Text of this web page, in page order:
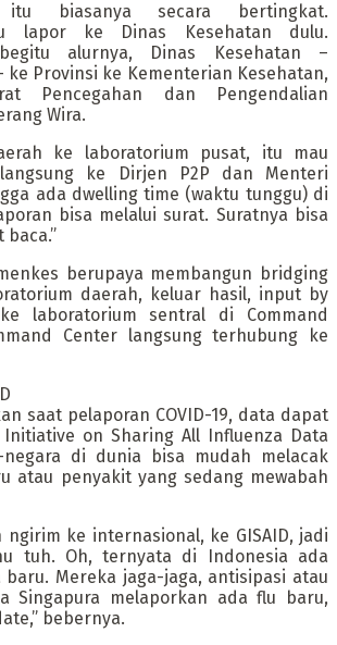
itu biasanya secara bertingkat.
lapor ke Dinas Kesehatan dulu.
alurnya, Dinas Kesehatan –
ke Provinsi ke Kementerian Kesehatan,
Pencegahan dan Pengendalian
Wira.
ke laboratorium pusat, itu mau
ke Dirjen P2P dan Menteri
ada dwelling time (waktu tunggu) di
bisa melalui surat. Suratnya bisa
berupaya membangun bridging
daerah, keluar hasil, input by
laboratorium sentral di Command
Center langsung terhubung ke
saat pelaporan COVID-19, data dapat
Initiative on Sharing All Influenza Data
negara di dunia bisa mudah melacak
atau penyakit yang sedang mewabah
ngirim ke internasional, ke GISAID, jadi
tuh. Oh, ternyata di Indonesia ada
Mereka jaga-jaga, antisipasi atau
Singapura melaporkan ada flu baru,
bebernya.